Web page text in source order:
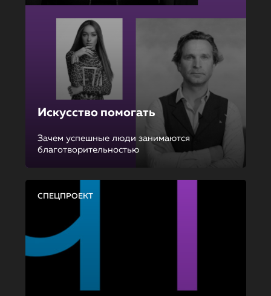
Искусство помогать
Зачем успешные люди занимаются
благотворительностью
СПЕЦПРОЕКТ